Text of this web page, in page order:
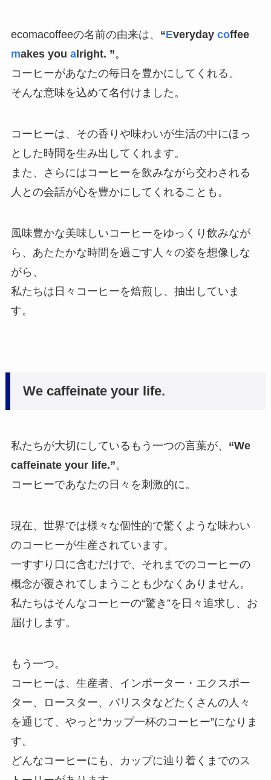
ecomacoffeeの名前の由来は、 “Everyday coffee
makes you alright. ”。
コーヒーがあなたの毎日を豊かにしてくれる。
そんな意味を込めて名付けました。
コーヒーは、その香りや味わいが生活の中にほっ
とした時間を生み出してくれます。
また、さらにはコーヒーを飲みながら交わされる
人との会話が心を豊かにしてくれることも。
風味豊かな美味しいコーヒーをゆっくり飲みなが
ら、あたたかな時間を過ごす人々の姿を想像しな
がら、
私たちは日々コーヒーを焙煎し、抽出していま
す。
We caffeinate your life.
私たちが大切にしているもう一つの言葉が、 “We
caffeinate your life.”。
コーヒーであなたの日々を刺激的に。
現在、世界では様々な個性的で驚くような味わい
のコーヒーが生産されています。
一すすり口に含むだけで、それまでのコーヒーの
概念が覆されてしまうことも少なくありません。
私たちはそんなコーヒーの“驚き”を日々追求し、お
届けします。
もう一つ。
コーヒーは、生産者、インポーター・エクスポー
ター、ロースター、バリスタなどたくさんの人々
を通じて、やっと“カップ一杯のコーヒー”になりま
す。
どんなコーヒーにも、カップに辿り着くまでのス